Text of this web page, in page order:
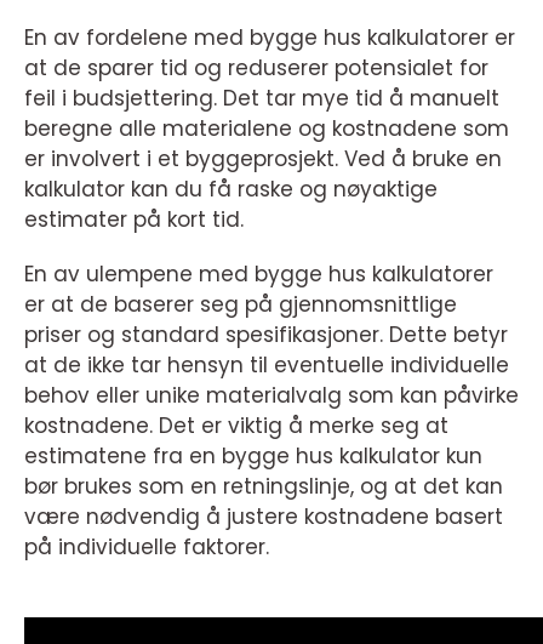
En av fordelene med bygge hus kalkulatorer er
at de sparer tid og reduserer potensialet for
feil i budsjettering. Det tar mye tid å manuelt
beregne alle materialene og kostnadene som
er involvert i et byggeprosjekt. Ved å bruke en
kalkulator kan du få raske og nøyaktige
estimater på kort tid.
En av ulempene med bygge hus kalkulatorer
er at de baserer seg på gjennomsnittlige
priser og standard spesifikasjoner. Dette betyr
at de ikke tar hensyn til eventuelle individuelle
behov eller unike materialvalg som kan påvirke
kostnadene. Det er viktig å merke seg at
estimatene fra en bygge hus kalkulator kun
bør brukes som en retningslinje, og at det kan
være nødvendig å justere kostnadene basert
på individuelle faktorer.